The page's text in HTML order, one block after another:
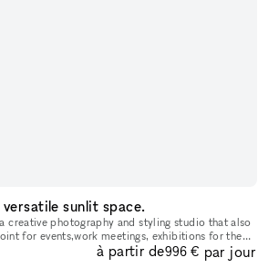
sunlit space.
creative photography and styling studio that also
for events,work meetings, exhibitions for the
artistic community, world-famous
à partir de996 € par jour